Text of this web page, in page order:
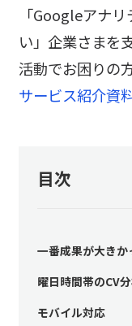
「Googleアナ
い」企業さまを
活動でお困りの
サービス紹介資
目次
一番成果が大きか
曜日時間帯のCV
モバイル対応